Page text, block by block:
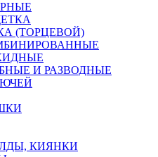
(ТОРЦЕВОЙ)
И РАЗВОДНЫЕ
КИЯНКИ